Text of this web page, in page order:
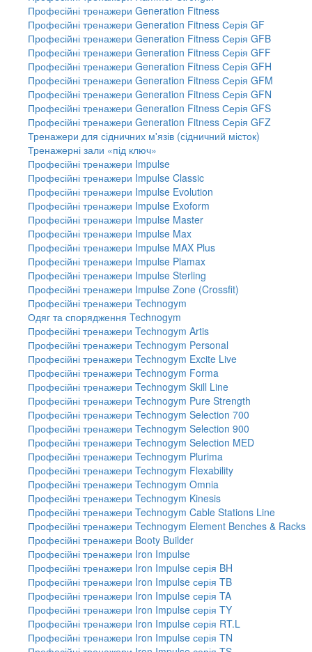
Професійні тренажери Generation Fitness
Професійні тренажери Generation Fitness Серія GF
Професійні тренажери Generation Fitness Серія GFB
Професійні тренажери Generation Fitness Серія GFF
Професійні тренажери Generation Fitness Серія GFH
Професійні тренажери Generation Fitness Серія GFM
Професійні тренажери Generation Fitness Серія GFN
Професійні тренажери Generation Fitness Серія GFS
Професійні тренажери Generation Fitness Серія GFZ
Тренажери для сідничних м'язів (сідничний місток)
Тренажерні зали «під ключ»
Професійні тренажери Impulse
Професійні тренажери Impulse Classic
Професійні тренажери Impulse Evolution
Професійні тренажери Impulse Exoform
Професійні тренажери Impulse Master
Професійні тренажери Impulse Max
Професійні тренажери Impulse MAX Plus
Професійні тренажери Impulse Plamax
Професійні тренажери Impulse Sterling
Професійні тренажери Impulse Zone (Crossfit)
Професійні тренажери Technogym
Одяг та спорядження Technogym
Професійні тренажери Technogym Artis
Професійні тренажери Technogym Personal
Професійні тренажери Technogym Excite Live
Професійні тренажери Technogym Forma
Професійні тренажери Technogym Skill Line
Професійні тренажери Technogym Pure Strength
Професійні тренажери Technogym Selection 700
Професійні тренажери Technogym Selection 900
Професійні тренажери Technogym Selection MED
Професійні тренажери Technogym Plurima
Професійні тренажери Technogym Flexability
Професійні тренажери Technogym Omnia
Професійні тренажери Technogym Kinesis
Професійні тренажери Technogym Cable Stations Line
Професійні тренажери Technogym Element Benches & Racks
Професійні тренажери Booty Builder
Професійні тренажери Iron Impulse
Професійні тренажери Iron Impulse серія BH
Професійні тренажери Iron Impulse серія TB
Професійні тренажери Iron Impulse серія TA
Професійні тренажери Iron Impulse серія TY
Професійні тренажери Iron Impulse серія RT.L
Професійні тренажери Iron Impulse серія TN